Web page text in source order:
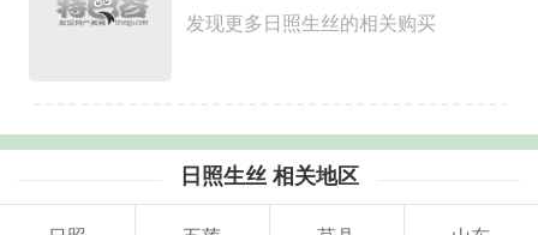
发现更多日照生丝的相关购买
日照生丝 相关地区